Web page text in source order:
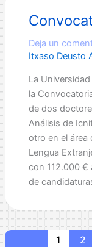
Deja un
Itxaso Deusto
La
la
de dos
Análisis de
otro en el área
Lengua
con 112.000 €
de
1 2